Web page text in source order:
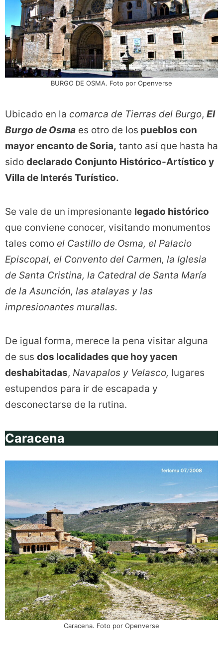
BURGO DE OSMA. Foto por Openverse
Ubicado en la comarca de Tierras del Burgo, El
Burgo de Osma es otro de los pueblos con
mayor encanto de Soria, tanto así que hasta ha
sido declarado Conjunto Histórico-Artístico y
Villa de Interés Turístico.
Se vale de un impresionante legado histórico
que conviene conocer, visitando monumentos
tales como el Castillo de Osma, el Palacio
Episcopal, el Convento del Carmen, la Iglesia
de Santa Cristina, la Catedral de Santa María
de la Asunción, las atalayas y las
impresionantes murallas.
De igual forma, merece la pena visitar alguna
de sus dos localidades que hoy yacen
deshabitadas, Navapalos y Velasco, lugares
estupendos para ir de escapada y
desconectarse de la rutina.
Caracena
Caracena. Foto por Openverse